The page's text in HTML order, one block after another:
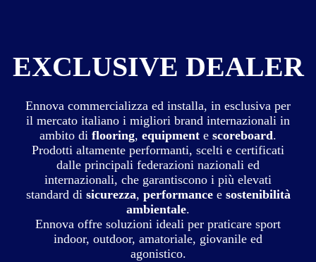
EXCLUSIVE DEALER
Ennova commercializza ed installa, in esclusiva per
il mercato italiano i migliori brand internazionali in
ambito di flooring, equipment e scoreboard.
Prodotti altamente performanti, scelti e certificati
dalle principali federazioni nazionali ed
internazionali, che garantiscono i più elevati
standard di sicurezza, performance esostenibilità
ambientale.
Ennova offre soluzioni ideali per praticare sport
indoor, outdoor, amatoriale, giovanile ed
agonistico.